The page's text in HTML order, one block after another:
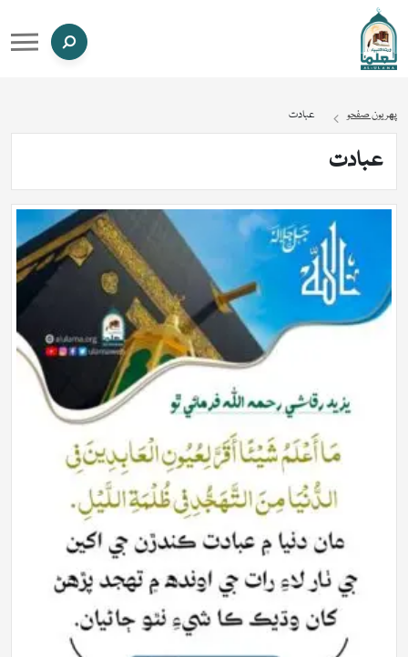
پهريون صفحو عبادت
عبادت